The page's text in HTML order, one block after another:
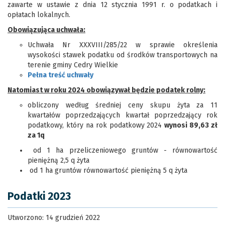
zawarte w ustawie z dnia 12 stycznia 1991 r. o podatkach i
opłatach lokalnych.
Obowiązująca uchwała:
Uchwała Nr XXXVIII/285/22 w sprawie określenia
wysokości stawek podatku od środków transportowych na
terenie gminy Cedry Wielkie
Pełna treść uchwały
Natomiast w roku 2024 obowiązywał będzie podatek rolny:
obliczony według średniej ceny skupu żyta za 11
kwartałów poprzedzających kwartał poprzedzający rok
podatkowy, który na rok podatkowy 2024wynosi 89,63 zł
za 1q
od 1 ha przeliczeniowego gruntów - równowartość
pieniężną 2,5 q żyta
od 1 ha gruntów równowartość pieniężną 5 q żyta
Podatki 2023
Utworzono: 14 grudzień 2022